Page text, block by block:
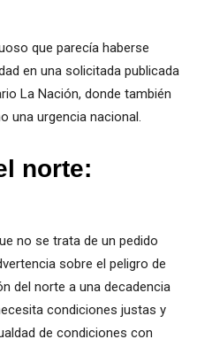
que parecía haberse
en una solicitada publicada
La Nación, donde también
una urgencia nacional.
norte:
no se trata de un pedido
sobre el peligro de
del norte a una decadencia
condiciones justas y
de condiciones con